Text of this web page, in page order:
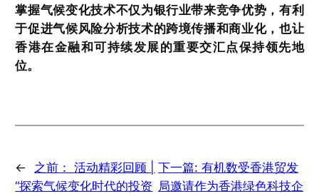
掌握气候变化技术不仅为银行业带来竞争优势，有利
于促进气候风险分析技术的跨境传播和商业化，也让
香港在金融和可持续发展的重要交汇点保持领先地
位。
← 之前：活动精彩回顾 |
“探索气候变化时代的投资
下一篇: 有机数受香港贸发
局邀请作为香港绿色科技企